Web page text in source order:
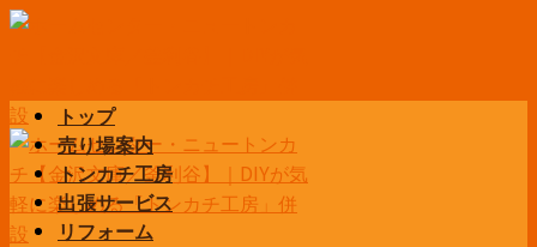
Skip
トップ
売り場案内
トンカチ工房
出張サービス
リフォーム